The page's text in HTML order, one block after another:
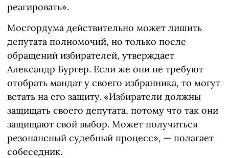
реагировать».
Мосгордума действительно может лишить
депутата полномочий, но только после
обращений избирателей, утверждает
Александр Бургер. Если же они не требуют
отобрать мандат у своего избранника, то могут
встать на его защиту. «Избиратели должны
защищать своего депутата, потому что так они
защищают свой выбор. Может получиться
резонансный судебный процесс», — полагает
собеседник.